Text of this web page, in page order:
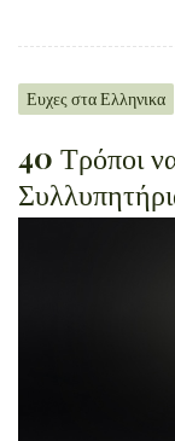
Ευχες στα Ελληνικα
40 Τρόποι